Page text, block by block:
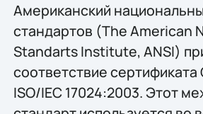
Американский
стандартов (The American
Standarts Institute, ANSI)
соответствие
ISO/IEC 17024:2003. Этот